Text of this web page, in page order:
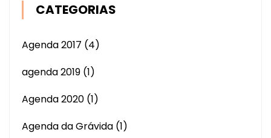
CATEGORIAS
Agenda 2017 (4)
agenda 2019 (1)
Agenda 2020 (1)
Agenda da Grávida (1)